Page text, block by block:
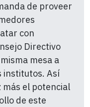
de proveer
con
Directivo
mesa a
institutos. Así
el potencial
de este